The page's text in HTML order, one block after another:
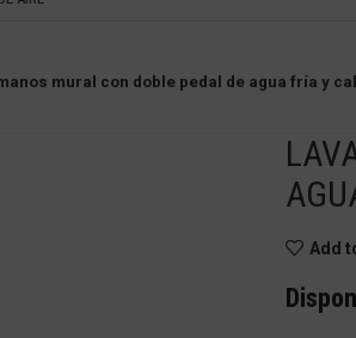
mural con doble pedal de agua fría y
Add